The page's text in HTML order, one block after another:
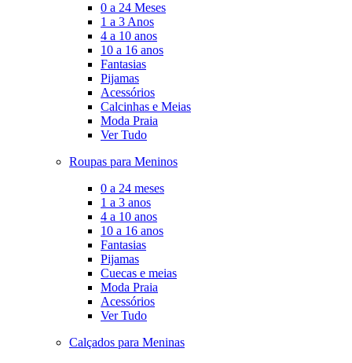
0 a 24 Meses
1 a 3 Anos
4 a 10 anos
10 a 16 anos
Fantasias
Pijamas
Acessórios
Calcinhas e Meias
Moda Praia
Ver Tudo
Roupas para Meninos
0 a 24 meses
1 a 3 anos
4 a 10 anos
10 a 16 anos
Fantasias
Pijamas
Cuecas e meias
Moda Praia
Acessórios
Ver Tudo
Calçados para Meninas